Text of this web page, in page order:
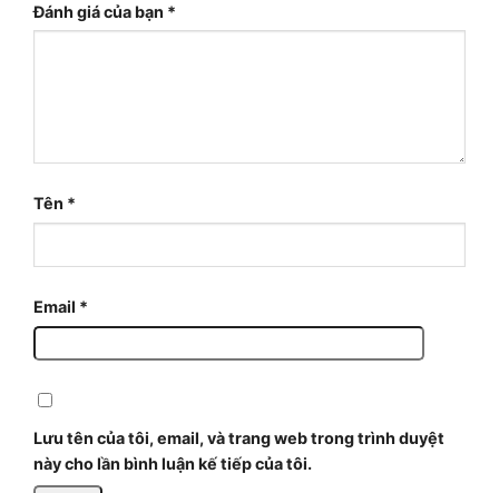
Đánh giá của bạn *
Tên *
Email *
Lưu tên của tôi, email, và trang web trong trình duyệt
này cho lần bình luận kế tiếp của tôi.